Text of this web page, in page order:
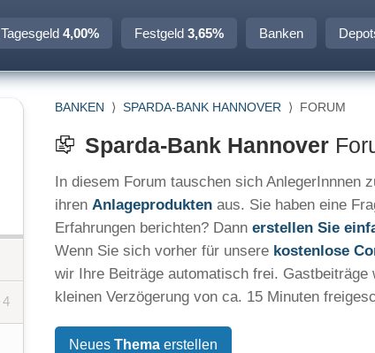
Tagesgeld 4,00% Festgeld 3,65% Banken
4
BANKEN ⟩ SPARDA-BANK HANNOVER ⟩ FORUM
Sparda-Bank Hannover
In diesem Forum tauschen sich AnlegerInnnen
ihren Anlageprodukten aus. Sie haben eine
Erfahrungen berichten? Dann erstellen Sie
Wenn Sie sich vorher für unsere kostenlose
wir Ihre Beiträge automatisch frei. Gastbeiträge
kleinen Verzögerung von ca. 15 Minuten
Neues Thema erstellen